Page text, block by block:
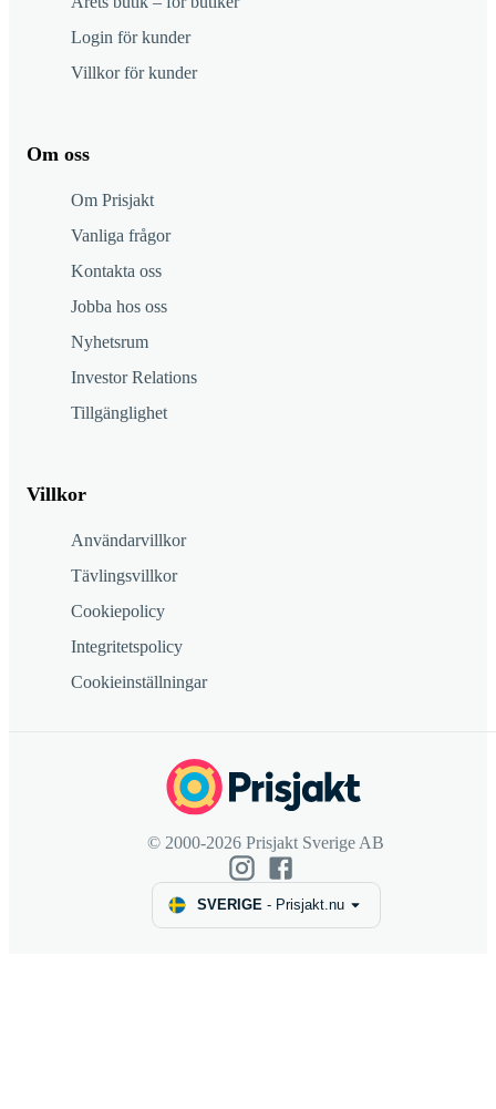
Login för kunder
Villkor för kunder
Om oss
Om Prisjakt
Vanliga frågor
Kontakta oss
Jobba hos oss
Nyhetsrum
Investor Relations
Tillgänglighet
Villkor
Användarvillkor
Tävlingsvillkor
Cookiepolicy
Integritetspolicy
Cookieinställningar
© 2000-2026 Prisjakt Sverige AB
SVERIGE- Prisjakt.nu